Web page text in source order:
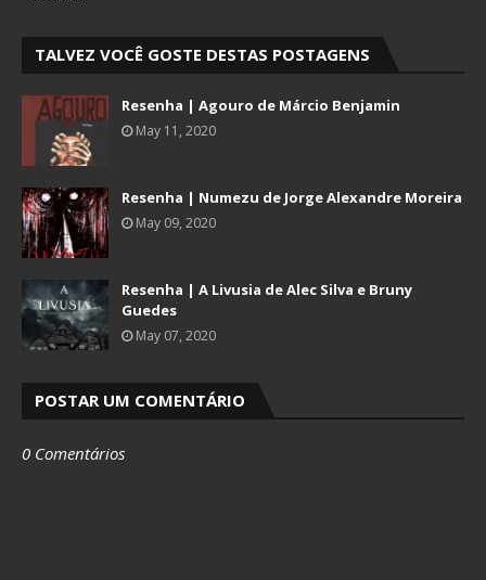
TALVEZ VOCÊ GOSTE DESTAS POSTAGENS
Resenha | Agouro de Márcio Benjamin
May 11, 2020
Resenha | Numezu de Jorge Alexandre Moreira
May 09, 2020
Resenha | A Livusia de Alec Silva e Bruny
Guedes
May 07, 2020
POSTAR UM COMENTÁRIO
0 Comentários